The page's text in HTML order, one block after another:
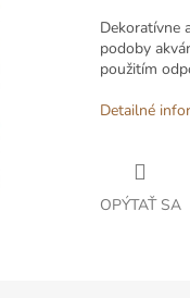
Dekoratívne
podoby
použitím
Detailné
OPÝTAŤ SA